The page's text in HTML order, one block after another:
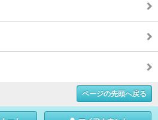
ページの先頭へ戻る